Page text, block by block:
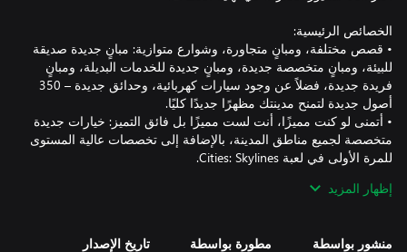
• قصص مختلفة، ومبانٍ متجاورة، وشوارع متوازية: مبانٍ جديدة صديقة
للبيئة، ومبانٍ متخصصة جديدة، ومبانٍ جديدة للخدمات البديلة، ومبانٍ
فريدة جديدة، فضلاً عن وجود سيارات كهربائية، وحدائق جديدة – 350
• أتمنى لو كنت مميزًا، أنت لست مميزًا بل فائق التميز: خيارات جديدة
متخصصة لجميع مناطق المدينة، بالإضافة إلى تخصصات عالية المستوى
إظهار المزيد
منشور بواسطة مطورة بواسطة تاريخ الإصدار